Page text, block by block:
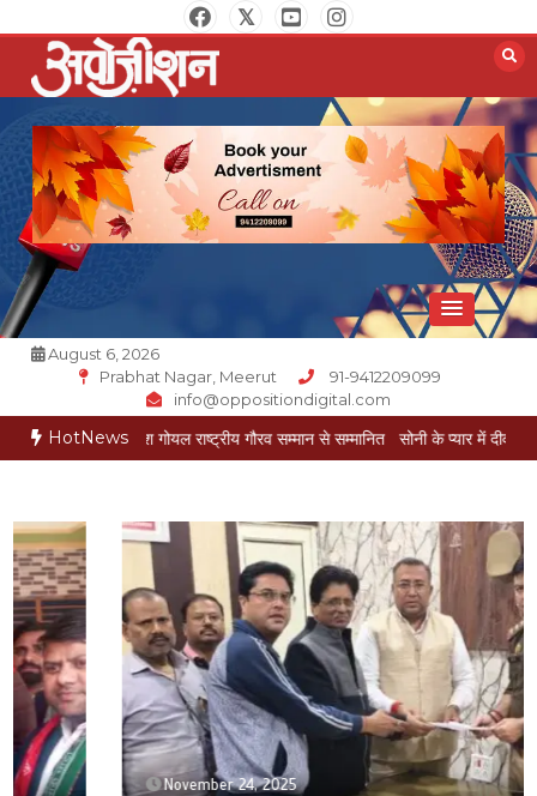
to
content
Opposition Digital
August 6, 2026
Prabhat Nagar, Meerut
91-9412209099
info@oppositiondigital.com
HotNews
मुकेश गोयल राष्ट्रीय गौरव सम्मान से सम्मानित सोनी के प्यार में दीवानी सीता पहुंची मेरठ
November 24, 2025